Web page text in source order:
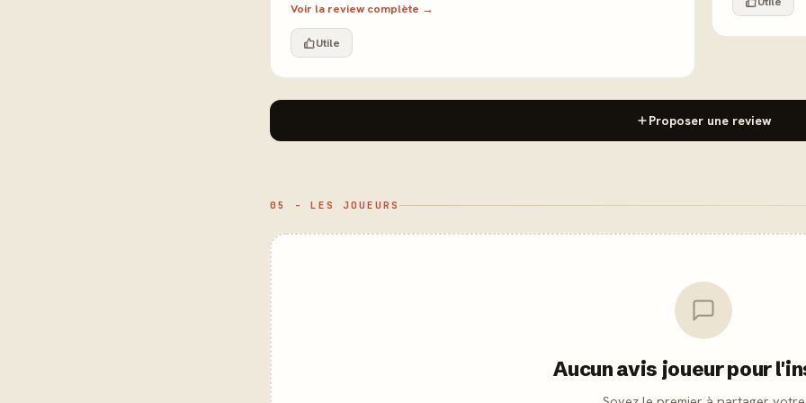
Voir la review complète →
Utile
Proposer une review
05 - LES JOUEURS
Aucun avis joueur pour